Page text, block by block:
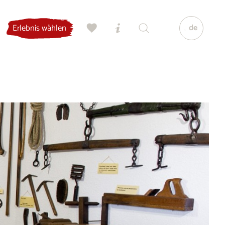
Erlebnis wählen de